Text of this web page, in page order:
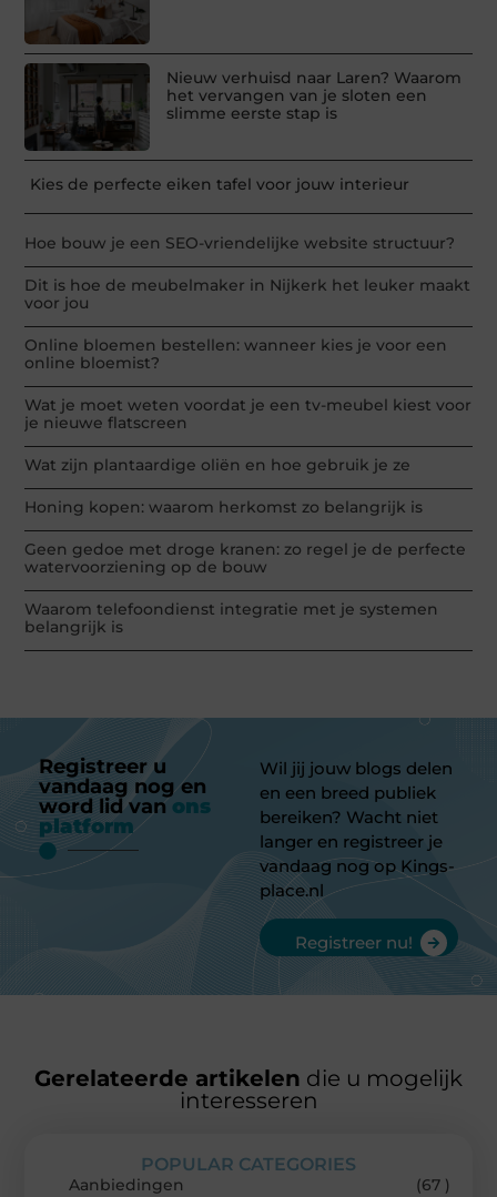
Nieuw verhuisd naar Laren? Waarom
het vervangen van je sloten een
slimme eerste stap is
Kies de perfecte eiken tafel voor jouw interieur
Hoe bouw je een SEO-vriendelijke website structuur?
Dit is hoe de meubelmaker in Nijkerk het leuker maakt
voor jou
Online bloemen bestellen: wanneer kies je voor een
online bloemist?
Wat je moet weten voordat je een tv-meubel kiest voor
je nieuwe flatscreen
Wat zijn plantaardige oliën en hoe gebruik je ze
Honing kopen: waarom herkomst zo belangrijk is
Geen gedoe met droge kranen: zo regel je de perfecte
watervoorziening op de bouw
Waarom telefoondienst integratie met je systemen
belangrijk is
Registreer u
vandaag nog en
word lid van ons
platform
Wil jij jouw blogs delen
en een breed publiek
bereiken? Wacht niet
langer en registreer je
vandaag nog op Kings-
place.nl
Registreer nu!
Gerelateerde artikelen die u mogelijk
interesseren
POPULAR CATEGORIES
Aanbiedingen
(67 )